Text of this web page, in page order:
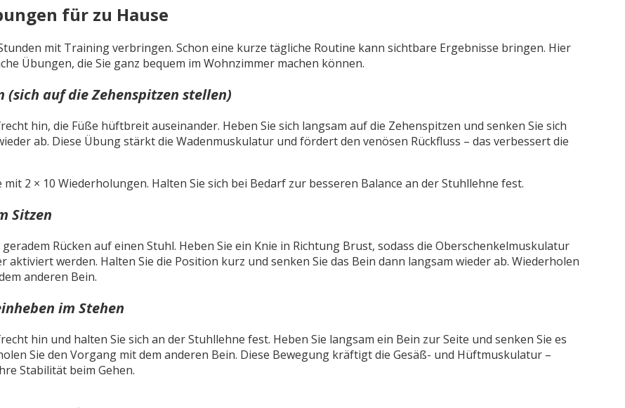
für zu Hause
mit Training verbringen. Schon eine kurze tägliche Routine kann sichtbare Ergebnisse bringen. Hier
Übungen, die Sie ganz bequem im Wohnzimmer machen können.
(sich auf die Zehenspitzen stellen)
hin, die Füße hüftbreit auseinander. Heben Sie sich langsam auf die Zehenspitzen und senken Sie sich
ab. Diese Übung stärkt die Wadenmuskulatur und fördert den venösen Rückfluss – das verbessert die
mit 2 × 10 Wiederholungen. Halten Sie sich bei Bedarf zur besseren Balance an der Stuhllehne fest.
Sitzen
geradem Rücken auf einen Stuhl. Heben Sie ein Knie in Richtung Brust, sodass die Oberschenkelmuskulatur
aktiviert werden. Halten Sie die Position kurz und senken Sie das Bein dann langsam wieder ab. Wiederholen
anderen Bein.
im Stehen
hin und halten Sie sich an der Stuhllehne fest. Heben Sie langsam ein Bein zur Seite und senken Sie es
Sie den Vorgang mit dem anderen Bein. Diese Bewegung kräftigt die Gesäß- und Hüftmuskulatur –
Stabilität beim Gehen.